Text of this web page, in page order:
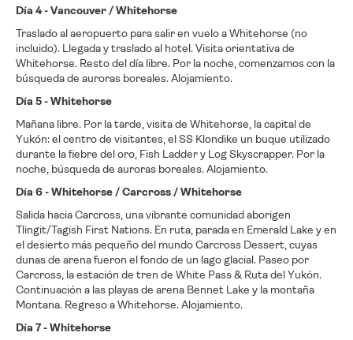
Día 4 - Vancouver / Whitehorse
Traslado al aeropuerto para salir en vuelo a Whitehorse (no
incluido). Llegada y traslado al hotel. Visita orientativa de
Whitehorse. Resto del día libre. Por la noche, comenzamos con la
búsqueda de auroras boreales. Alojamiento.
Día 5 - Whitehorse
Mañana libre. Por la tarde, visita de Whitehorse, la capital de
Yukón: el centro de visitantes, el SS Klondike un buque utilizado
durante la fiebre del oro, Fish Ladder y Log Skyscrapper. Por la
noche, búsqueda de auroras boreales. Alojamiento.
Día 6 - Whitehorse / Carcross / Whitehorse
Salida hacia Carcross, una vibrante comunidad aborigen
Tlingit/Tagish First Nations. En ruta, parada en Emerald Lake y en
el desierto más pequeño del mundo Carcross Dessert, cuyas
dunas de arena fueron el fondo de un lago glacial. Paseo por
Carcross, la estación de tren de White Pass & Ruta del Yukón.
Continuación a las playas de arena Bennet Lake y la montaña
Montana. Regreso a Whitehorse. Alojamiento.
Día 7 - Whitehorse